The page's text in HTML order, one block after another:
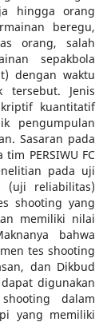
hingga orang
beregu,
orang, salah
sepakbola
dengan waktu
Jenis
kuantitatif
pengumpulan
Sasaran pada
PERSIWU FC
pada uji
(uji reliabilitas)
shooting yang
memiliki nilai
bahwa
tes shooting
dan Dikbud
digunakan
dalam
yang memiliki